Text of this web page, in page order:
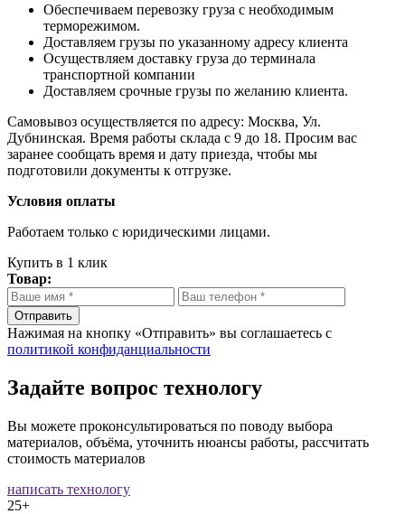
Обеспечиваем перевозку груза с необходимым
терморежимом.
Доставляем грузы по указанному адресу клиента
Осуществляем доставку груза до терминала
транспортной компании
Доставляем срочные грузы по желанию клиента.
Самовывоз осуществляется по адресу: Москва, Ул.
Дубнинская. Время работы склада с 9 до 18. Просим вас
заранее сообщать время и дату приезда, чтобы мы
подготовили документы к отгрузке.
Условия оплаты
Работаем только с юридическими лицами.
Купить в 1 клик
Товар:
Отправить
Нажимая на кнопку «Отправить» вы соглашаетесь с
политикой конфиданциальности
Задайте вопрос технологу
Вы можете проконсультироваться по поводу выбора
материалов, объёма, уточнить нюансы работы, рассчитать
стоимость материалов
написать технологу
25+